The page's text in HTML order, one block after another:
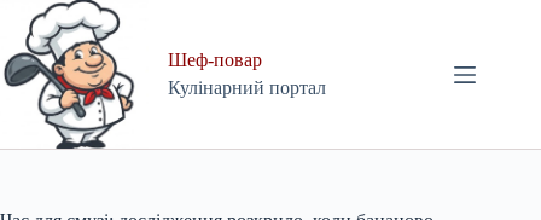
content
Шеф-повар
Кулінарний портал